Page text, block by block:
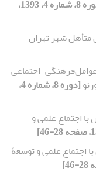
[دوره 8، شماره 4، 1393،
متأهل شهر تهران
اجتماعی‌
[دوره 8، شماره 4،
اجتماع علمی و
اجتماع علمی و توسعۀ